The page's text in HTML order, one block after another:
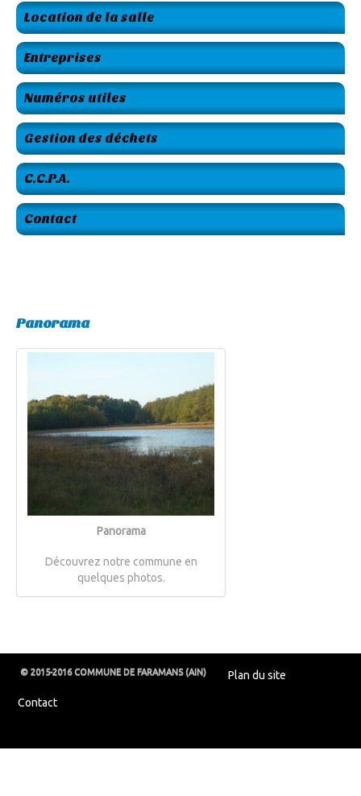
Location de la salle
Entreprises
Numéros utiles
Gestion des déchets
C.C.P.A.
Contact
Panorama
Panorama
Découvrez notre commune en
quelques photos.
© 2015-2016 COMMUNE DE FARAMANS (AIN) Plan du site
Contact